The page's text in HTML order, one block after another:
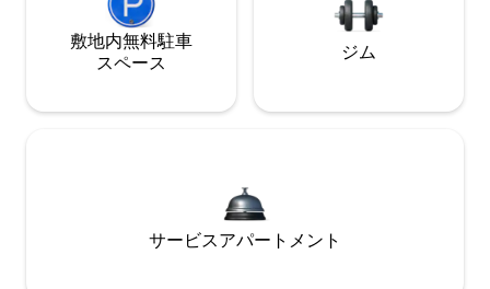
敷地内無料駐⁠車
ス⁠ペ⁠ー⁠ス
ジム
サービスアパートメント